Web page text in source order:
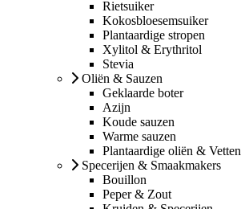
Rietsuiker
Kokosbloesemsuiker
Plantaardige stropen
Xylitol & Erythritol
Stevia
Oliën & Sauzen
Geklaarde boter
Azijn
Koude sauzen
Warme sauzen
Plantaardige oliën & Vetten
Specerijen & Smaakmakers
Bouillon
Peper & Zout